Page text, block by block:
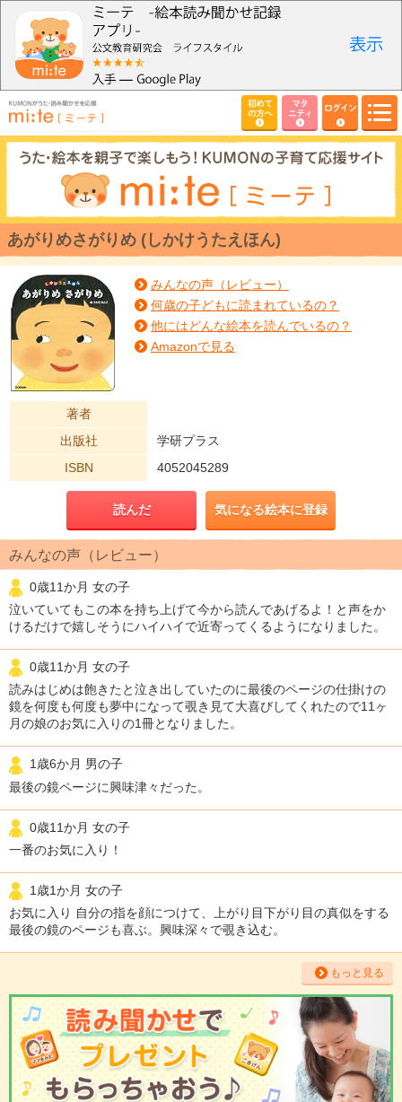
初めて
の方へ
マタ
ニティ
ログイン
あがりめさがりめ (しかけうたえほん)
みんなの声（レビュー）
何歳の子どもに読まれているの？
他にはどんな絵本を読んでいるの？
Amazonで見る
著者
出版社
学研プラス
ISBN
4052045289
読んだ 気になる絵本に登録
みんなの声（レビュー）
0歳11か月 女の子
泣いていてもこの本を持ち上げて今から読んであげるよ！と声をか
けるだけで嬉しそうにハイハイで近寄ってくるようになりました。
0歳11か月 女の子
読みはじめは飽きたと泣き出していたのに最後のページの仕掛けの
鏡を何度も何度も夢中になって覗き見て大喜びしてくれたので11ヶ
月の娘のお気に入りの1冊となりました。
1歳6か月 男の子
最後の鏡ページに興味津々だった。
0歳11か月 女の子
一番のお気に入り！
1歳1か月 女の子
お気に入り 自分の指を顔につけて、上がり目下がり目の真似をする
最後の鏡のページも喜ぶ。興味深々で覗き込む。
もっと見る